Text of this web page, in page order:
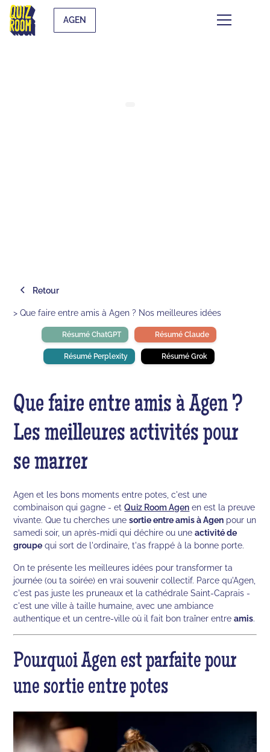
AGEN
Retour
> Que faire entre amis à Agen ? Nos meilleures idées
Résumé ChatGPT Résumé Claude
Résumé Perplexity Résumé Grok
Que faire entre amis à Agen ?
Les meilleures activités pour
se marrer
Agen et les bons moments entre potes, c'est une
combinaison qui gagne - etQuiz Room Agen en est la preuve
vivante. Que tu cherches unesortie entre amis à Agen pour un
samedi soir, un après-midi qui déchire ou uneactivité de
groupe qui sort de l'ordinaire, t'as frappé à la bonne porte.
On te présente les meilleures idées pour transformer ta
journée (ou ta soirée) en vrai souvenir collectif. Parce qu'Agen,
c'est pas juste les pruneaux et la cathédrale Saint-Caprais -
c'est une ville à taille humaine, avec une ambiance
authentique et un centre-ville où il fait bon traîner entreamis.
Pourquoi Agen est parfaite pour
une sortie entre potes